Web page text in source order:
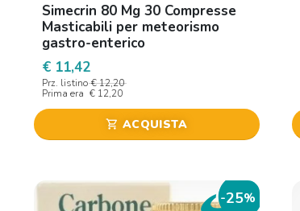
Simecrin 80 Mg 30 Compresse
Masticabili per meteorismo
gastro-enterico
€ 11,42
Prz. listino € 12,20
Prima era € 12,20
shopping_cart ACQUISTA
-25%